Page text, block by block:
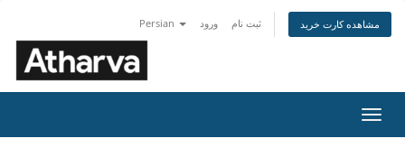
Persian ورود ثبت نام مشاهده کارت خرید
تغییر